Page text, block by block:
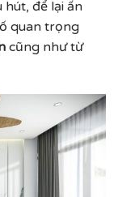
để lại ấn
quan trọng
cũng như từ